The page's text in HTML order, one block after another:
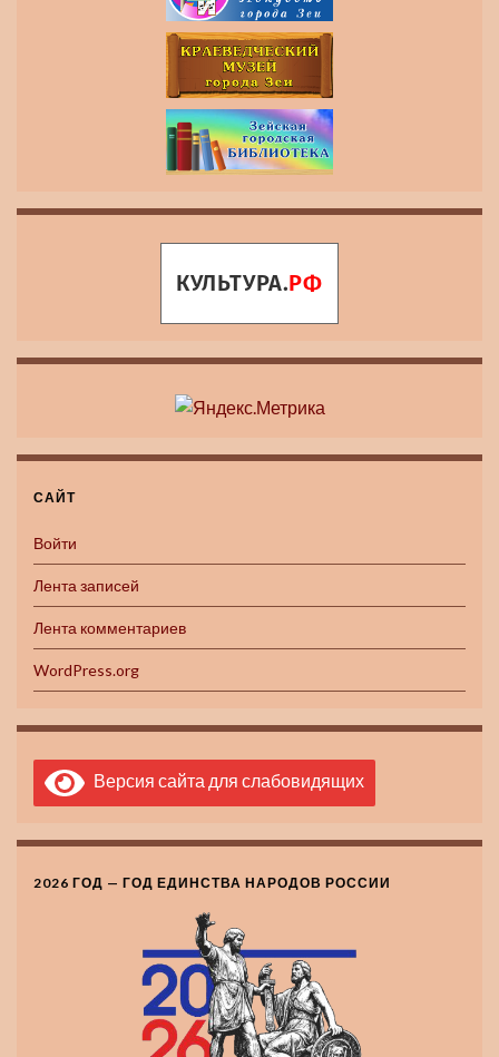
САЙТ
Войти
Лента записей
Лента комментариев
WordPress.org
Версия сайта для слабовидящих
2026 ГОД — ГОД ЕДИНСТВА НАРОДОВ РОССИИ